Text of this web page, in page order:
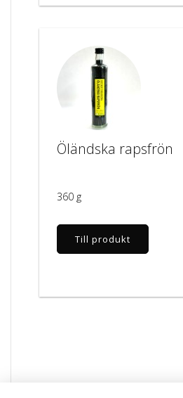
Öländska rapsfrön
360 g
Till produkt